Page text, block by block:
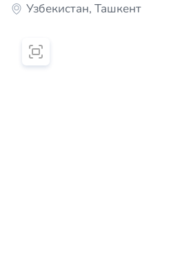
Узбекистан, Ташкент